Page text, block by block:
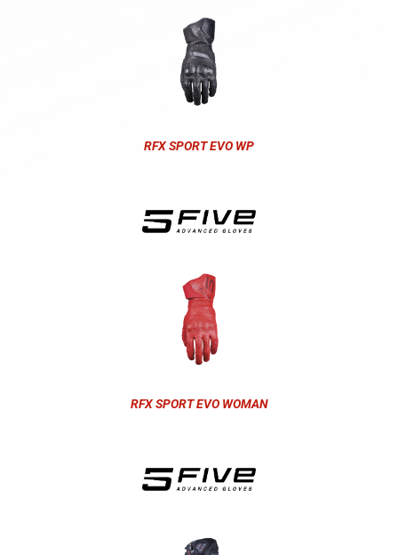
RFX SPORT EVO WP
RFX SPORT EVO WOMAN